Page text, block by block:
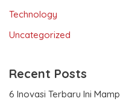
Technology
Uncategorized
Recent Posts
6 Inovasi Terbaru Ini